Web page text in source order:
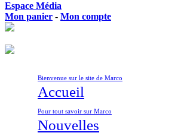
Espace Média
Mon panier - Mon compte
Bienvenue sur le site de Marco
Accueil
Pour tout savoir sur Marco
Nouvelles